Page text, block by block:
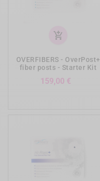
add_shopping_cart
OVERFIBERS - OverPost+
fiber posts - Starter Kit
159,00 €